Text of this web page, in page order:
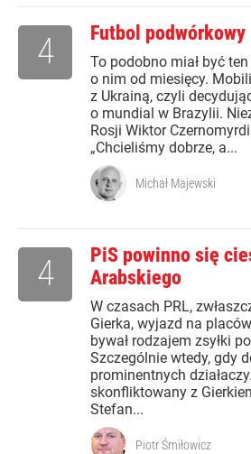
Futbol podwórkowy
To podobno miał być
o nim od miesięcy.
z Ukrainą, czyli
o mundial w Brazylii.
Rosji Wiktor
„Chcieliśmy dobrze, a...
4
Michał Majewski
PiS powinno się
Arabskiego
W czasach PRL,
Gierka, wyjazd na
bywał rodzajem zsyłki
Szczególnie wtedy, gdy
prominentnych
skonfliktowany z
Stefan...
4
Piotr Śmiłowicz